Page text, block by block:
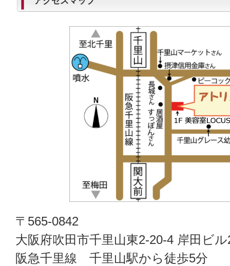
〒565-0842
大阪府吹田市千里山東2-20-4 岸田ビ
阪急千里線 千里山駅から徒歩5分